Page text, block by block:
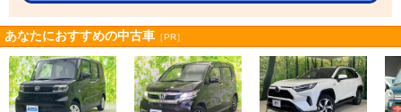
あなたにおすすめの中古車 ［PR］